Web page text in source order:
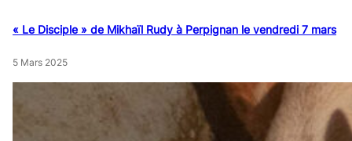
« Le Disciple » de Mikhaïl Rudy à Perpignan le vendredi 7 mars
5 Mars 2025